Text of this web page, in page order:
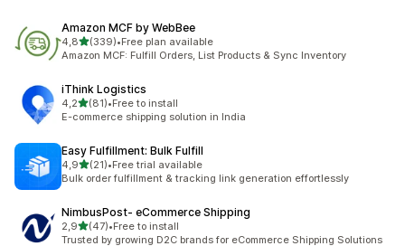
Amazon MCF by WebBee
4,8de 5 estrelas
(339)
339 total de avaliações
•Free plan available
Amazon MCF: Fulfill Orders, List Products & Sync Inventory
iThink Logistics
4,2de 5 estrelas
(81)
81 total de avaliações
•Free to install
E-commerce shipping solution in India
Easy Fulfillment: Bulk Fulfill
4,9de 5 estrelas
(21)
21 total de avaliações
•Free trial available
Bulk order fulfillment & tracking link generation effortlessly
NimbusPost‑ eCommerce Shipping
2,9de 5 estrelas
(47)
47 total de avaliações
•Free to install
Trusted by growing D2C brands for eCommerce Shipping Solutions